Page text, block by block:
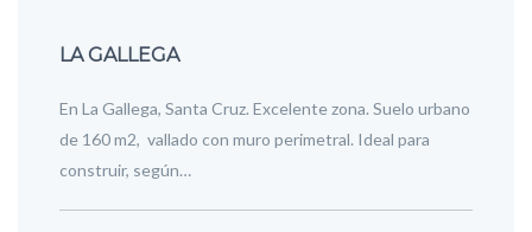
LA GALLEGA
En La Gallega, Santa Cruz. Excelente zona. Suelo urbano
de 160 m2, vallado con muro perimetral. Ideal para
construir, según…